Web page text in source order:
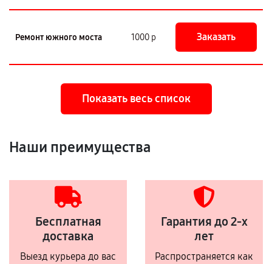
Ремонт южного моста 1000 р Заказать
Показать весь список
Наши преимущества
Бесплатная
доставка
Выезд курьера до вас
Гарантия до 2-х
лет
Распространяется как